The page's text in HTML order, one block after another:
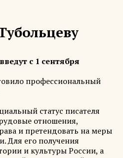
с 1 сентября
профессиональный
статус писателя
отношения,
и претендовать на меры
Для его получения
и культуры России, а